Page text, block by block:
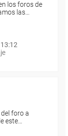
los foros de
las…
foro a
este…